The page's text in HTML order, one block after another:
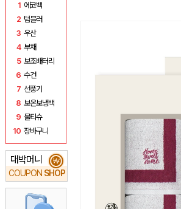
1 에코백
2 텀블러
3 우산
4 부채
5 보조배터리
6 수건
7 선풍기
8 보온보냉백
9 물티슈
10 장바구니
대박머니
COUPON SHOP
₩